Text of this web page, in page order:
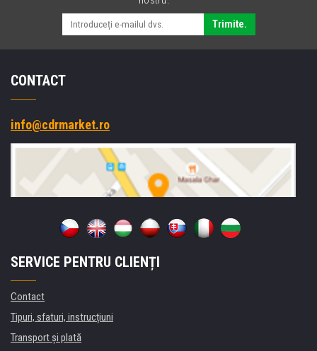
Trimite.
CONTACT
info@cdrmarket.ro
SERVICE PENTRU CLIENȚI
Contact
Tipuri, sfaturi, instrucțiuni
Transport şi plată